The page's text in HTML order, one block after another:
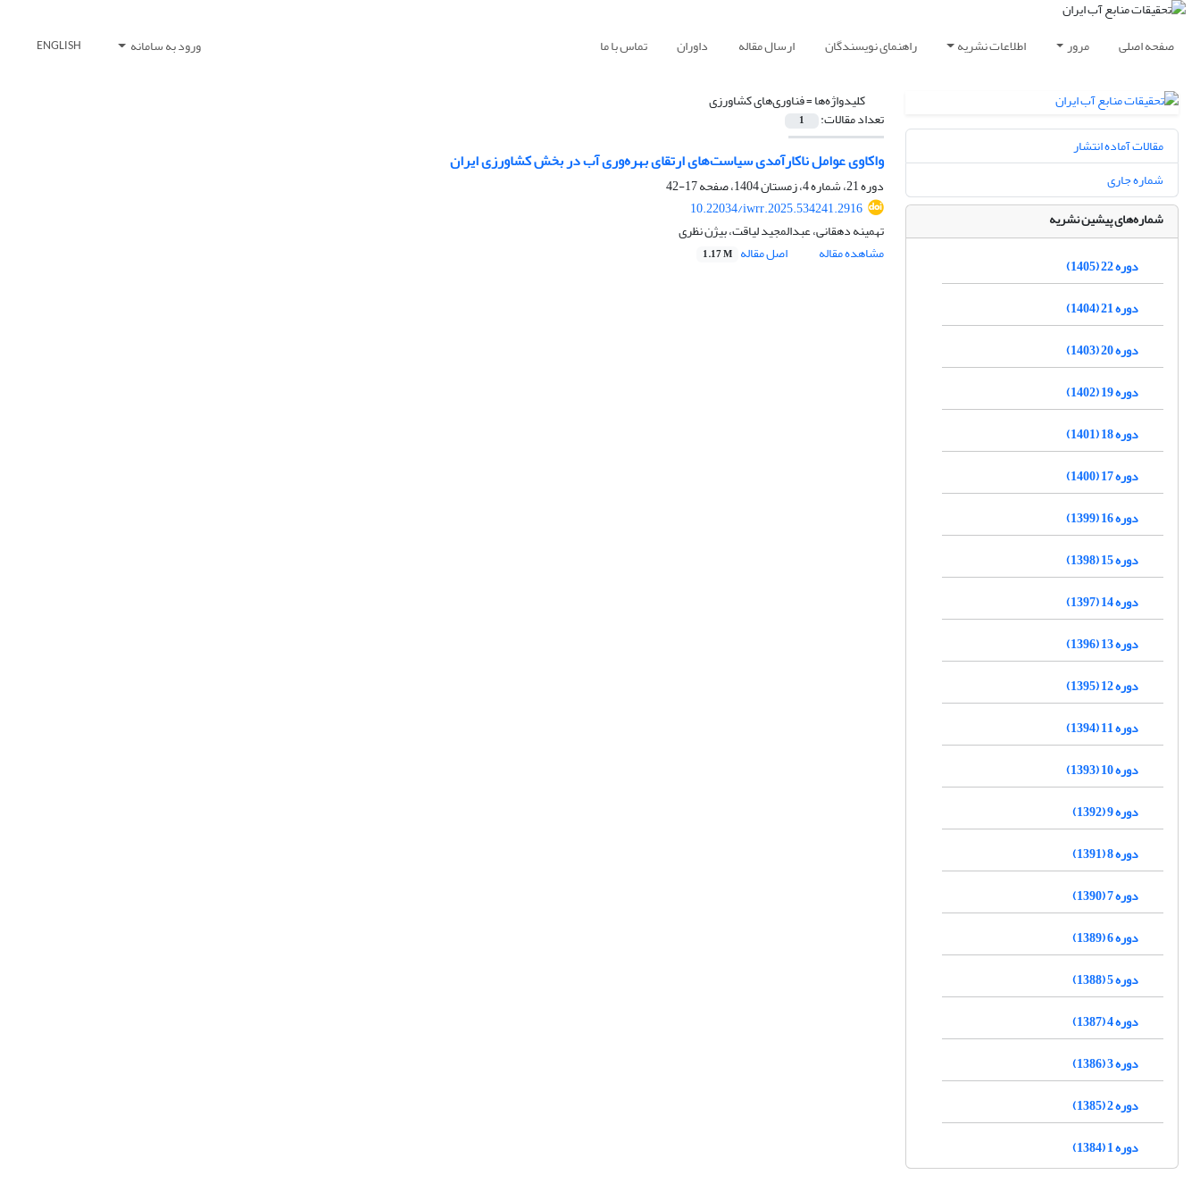
صفحه اصلی مرور اطلاعات نشریه راهنمای نویسندگان ارسال مقاله داوران تماس با ما ورود به سامانه ENGLISH
کلیدواژه‌ها =فناوری‌های کشاورزی
تعداد مقالات: 1
واکاوی عوامل ناکارآمدی سیاست‌های ارتقای بهره‌وری آب در بخش کشاورزی ایران
دوره 21، شماره 4، زمستان 1404، صفحه
17-42
10.22034/iwrr.2025.534241.2916
تهمینه دهقانی، عبدالمجید لیاقت، بیژن نظری
مشاهده مقاله
اصل مقاله 1.17 M
مقالات آماده انتشار
شماره جاری
شماره‌های پیشین نشریه
دوره 22 (1405)
دوره 21 (1404)
دوره 20 (1403)
دوره 19 (1402)
دوره 18 (1401)
دوره 17 (1400)
دوره 16 (1399)
دوره 15 (1398)
دوره 14 (1397)
دوره 13 (1396)
دوره 12 (1395)
دوره 11 (1394)
دوره 10 (1393)
دوره 9 (1392)
دوره 8 (1391)
دوره 7 (1390)
دوره 6 (1389)
دوره 5 (1388)
دوره 4 (1387)
دوره 3 (1386)
دوره 2 (1385)
دوره 1 (1384)